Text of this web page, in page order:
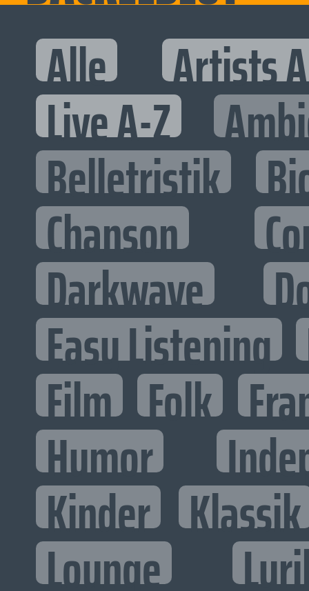
Alle Artists
Live A-Z
Belletristik
Chanson
Darkwave
Easy Listening
Film Folk
Humor
Kinder Klassik
Lounge